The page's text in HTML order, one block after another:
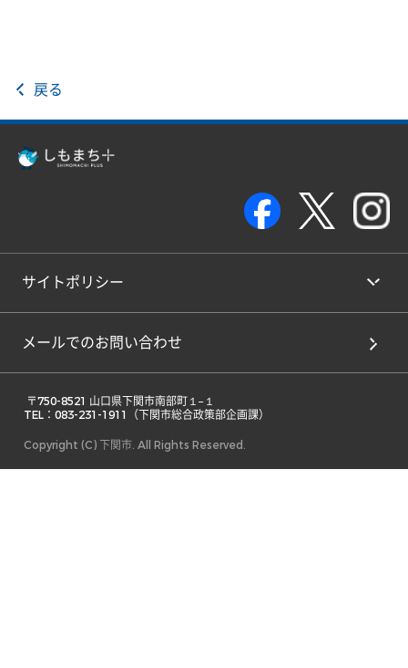
戻る
サイトポリシー
メールでのお問い合わせ
TEL：083-231-1911（下関市総合政策部企画課）
Copyright (C) 下関市. All Rights Reserved.